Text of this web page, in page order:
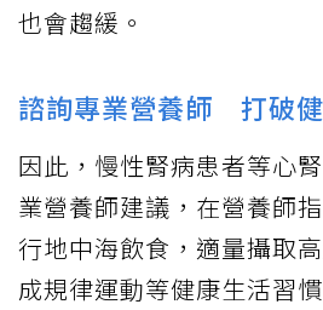
也會趨緩。
諮詢專業營養師 打破
因此，慢性腎病患者等心
業營養師建議，在營養師
行地中海飲食，適量攝取
成規律運動等健康生活習